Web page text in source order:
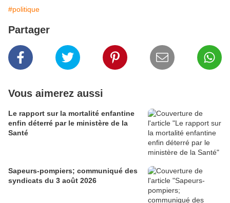
#politique
Partager
Vous aimerez aussi
Le rapport sur la mortalité enfantine
enfin déterré par le ministère de la
Santé
Sapeurs-pompiers; communiqué des
syndicats du 3 août 2026